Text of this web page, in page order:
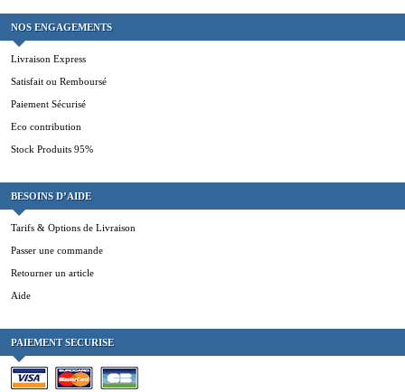
NOS ENGAGEMENTS
Livraison Express
Satisfait ou Remboursé
Paiement Sécurisé
Eco contribution
Stock Produits 95%
BESOINS D’AIDE
Tarifs & Options de Livraison
Passer une commande
Retourner un article
Aide
PAIEMENT SECURISE